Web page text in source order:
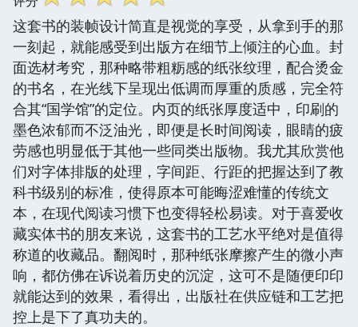
这套书的装帧设计简直是视觉的享受，从拿到手的那
一刻起，就能感受到出版方在细节上倾注的心血。封
面选材考究，那种略带粗粝感的纸张纹理，配合烫金
的书名，在光线下呈现出低调而厚重的质感，完全符
合其“国学馆”的定位。内页的纸张厚度适中，印刷的
墨色浓郁而不泛油光，即便是长时间阅读，眼睛的疲
劳感也明显低于其他一些同类出版物。我尤其欣赏他
们对字体排版的处理，字间距、行距的把握达到了教
科书级别的标准，使得原本可能晦涩难懂的传统文
本，在现代阅读习惯下也变得轻松易读。对于喜爱收
藏实体书的朋友来说，这套书的工艺水平绝对是值得
称道的收藏品。翻阅时，那种纸张摩擦产生的微小声
响，都仿佛在诉说着历史的沉淀，这可不是随便印印
就能达到的效果，看得出，出版社在供应链和工艺把
控上是下了真功夫的。